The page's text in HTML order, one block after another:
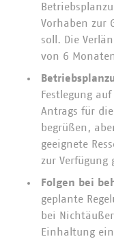
Vorhaben zur
soll. Die
von 6
Festlegung
Antrags für
begrüßen,
geeignete
zur Verfügung
Folgen bei
geplante
bei
Einhaltung